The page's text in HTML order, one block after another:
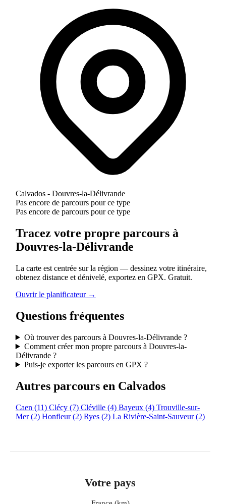
Calvados - Douvres-la-Délivrande
Pas encore de parcours pour ce type
Pas encore de parcours pour ce type
Tracez votre propre parcours à
Douvres-la-Délivrande
La carte est centrée sur la région — dessinez votre itinéraire,
obtenez distance et dénivelé, exportez en GPX. Gratuit.
Ouvrir le planificateur →
Questions fréquentes
Où trouver des parcours à Douvres-la-Délivrande ?
Comment créer mon propre parcours à Douvres-la-
Délivrande ?
Puis-je exporter les parcours en GPX ?
Autres parcours en Calvados
Caen (11) Clécy (7) Cléville (4) Bayeux (4) Trouville-sur-
Mer(2) Honfleur(2) Ryes (2) La Rivière-Saint-Sauveur(2)
Votre pays